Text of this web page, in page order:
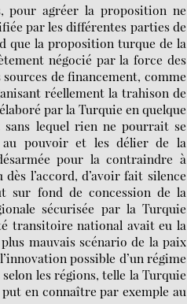
pour agréer la proposition ne
par les différentes parties de
que la proposition turque de la
négocié par la force des
de financement, comme
réellement la trahison de
par la Turquie en quelque
lequel rien ne pourrait se
au pouvoir et les délier de la
pour la contraindre à
l’accord, d’avoir fait silence
sur fond de concession de la
sécurisée par la Turquie
transitoire national avait eu la
mauvais scénario de la paix
possible d’un régime
les régions, telle la Turquie
en connaître par exemple au